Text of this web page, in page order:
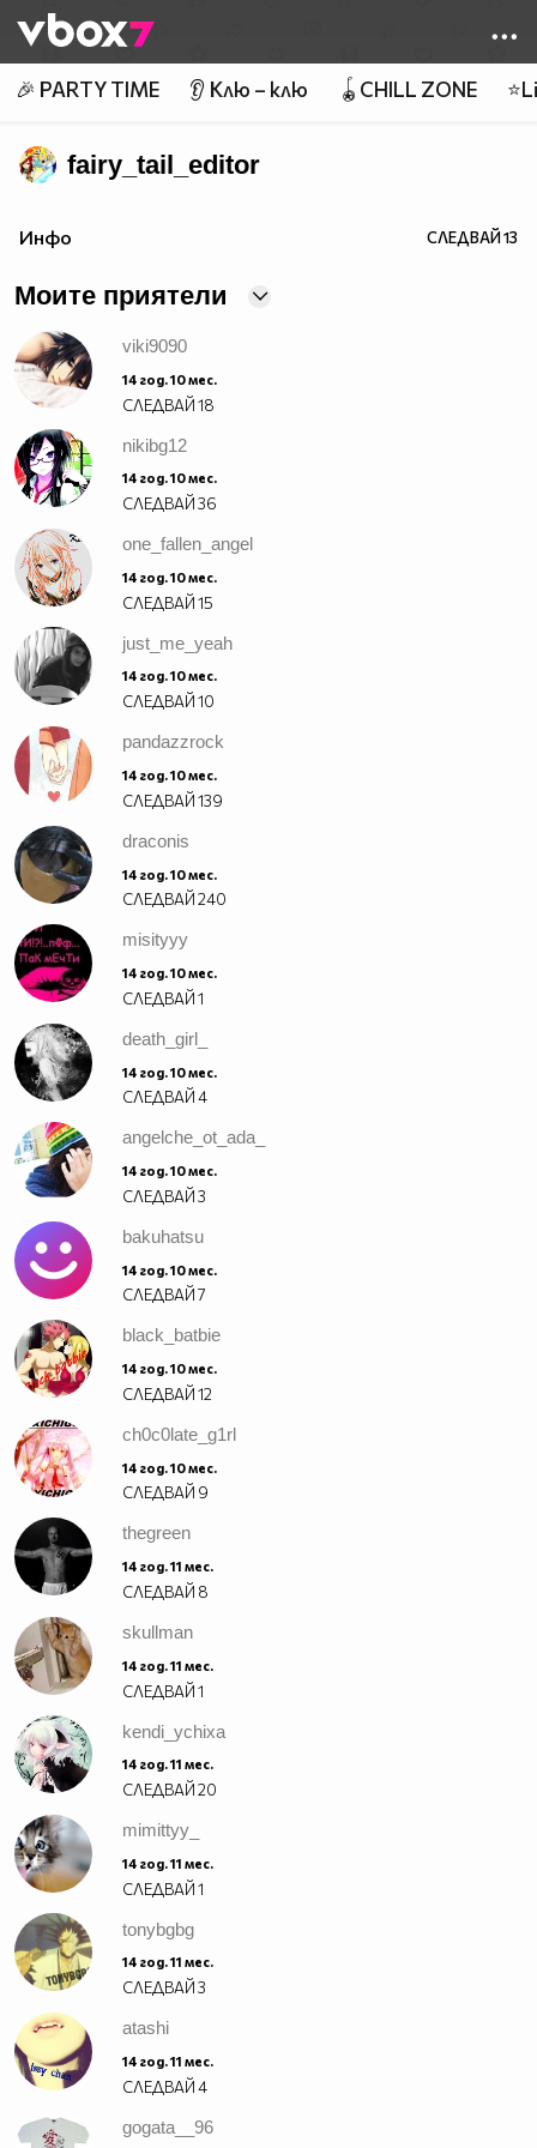
👾
🎉 PARTY TIME 👂 Клю – клю 🪀CHILL ZONE
fairy_tail_editor
Инфо СЛЕДВАЙ13
Моите приятели
viki9090
14 год. 10 мес.
СЛЕДВАЙ18
nikibg12
14 год. 10 мес.
СЛЕДВАЙ36
one_fallen_angel
14 год. 10 мес.
СЛЕДВАЙ15
just_me_yeah
14 год. 10 мес.
СЛЕДВАЙ10
pandazzrock
14 год. 10 мес.
СЛЕДВАЙ139
draconis
14 год. 10 мес.
СЛЕДВАЙ240
misityyy
14 год. 10 мес.
СЛЕДВАЙ1
death_girl_
14 год. 10 мес.
СЛЕДВАЙ4
angelche_ot_ada_
14 год. 10 мес.
СЛЕДВАЙ3
bakuhatsu
14 год. 10 мес.
СЛЕДВАЙ7
black_batbie
14 год. 10 мес.
СЛЕДВАЙ12
ch0c0late_g1rl
14 год. 10 мес.
СЛЕДВАЙ 9
thegreen
14 год. 11 мес.
СЛЕДВАЙ 8
skullman
14 год. 11 мес.
СЛЕДВАЙ1
kendi_ychixa
14 год. 11 мес.
СЛЕДВАЙ20
mimittyy_
14 год. 11 мес.
СЛЕДВАЙ1
tonybgbg
14 год. 11 мес.
СЛЕДВАЙ3
atashi
14 год. 11 мес.
СЛЕДВАЙ4
gogata__96